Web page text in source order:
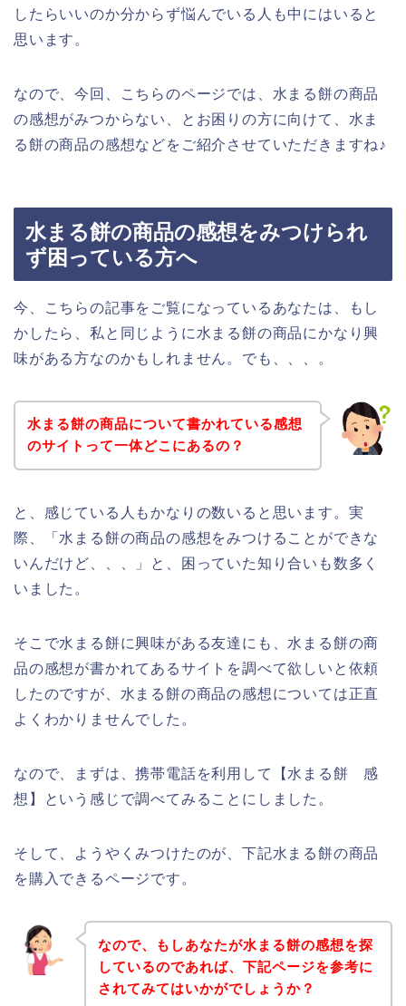
したらいいのか分からず悩んでいる人も中にはいると
思います。
なので、今回、こちらのページでは、水まる餅の商品
の感想がみつからない、とお困りの方に向けて、水ま
る餅の商品の感想などをご紹介させていただきますね♪
水まる餅の商品の感想をみつけられ
ず困っている方へ
今、こちらの記事をご覧になっているあなたは、もし
かしたら、私と同じように水まる餅の商品にかなり興
味がある方なのかもしれません。でも、、、。
水まる餅の商品について書かれている感想
のサイトって一体どこにあるの？
と、感じている人もかなりの数いると思います。実
際、「水まる餅の商品の感想をみつけることができな
いんだけど、、、」と、困っていた知り合いも数多く
いました。
そこで水まる餅に興味がある友達にも、水まる餅の商
品の感想が書かれてあるサイトを調べて欲しいと依頼
したのですが、水まる餅の商品の感想については正直
よくわかりませんでした。
なので、まずは、携帯電話を利用して【水まる餅 感
想】という感じで調べてみることにしました。
そして、ようやくみつけたのが、下記水まる餅の商品
を購入できるページです。
なので、もしあなたが水まる餅の感想を探
しているのであれば、下記ページを参考に
されてみてはいかがでしょうか？